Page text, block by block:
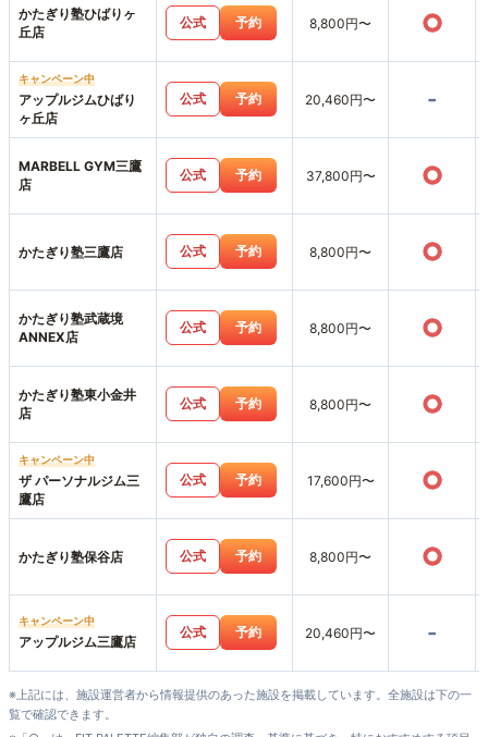
かたぎり塾ひばりヶ
丘店
公式 予約 8,800円〜 ○
キャンペーン中
アップルジムひばり
ヶ丘店
公式 予約 20,460円〜 -
MARBELL GYM三鷹
店
公式 予約 37,800円〜 ○
かたぎり塾三鷹店 公式 予約 8,800円〜 ○
かたぎり塾武蔵境
ANNEX店
公式 予約 8,800円〜 ○
かたぎり塾東小金井
店
公式 予約 8,800円〜 ○
キャンペーン中
ザ パーソナルジム三
鷹店
公式 予約 17,600円〜 ○
かたぎり塾保谷店 公式 予約 8,800円〜 ○
キャンペーン中
アップルジム三鷹店
公式 予約 20,460円〜 -
※上記には、施設運営者から情報提供のあった施設を掲載しています。全施設は下の一
覧で確認できます。